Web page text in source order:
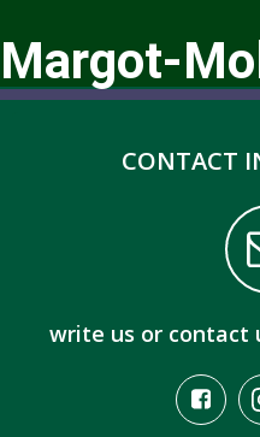
Margot-
CONTACT
write us or contact